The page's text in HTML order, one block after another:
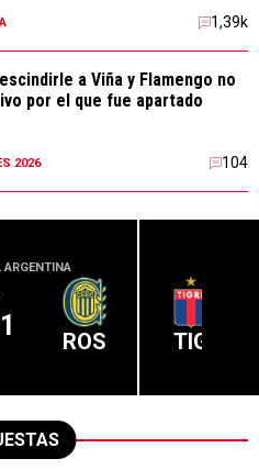
1,39k
a Viña y Flamengo no
por el que fue apartado
2026 104
ARGENTINA
1 ROS TIG